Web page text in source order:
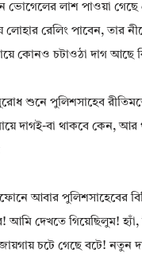
ভোগেলের লাশ পাওয়া গেছে
লোহার রেলিং পাবেন, তার
কোনও চটাওঠা দাগ আছে
শুনে পুলিশসাহেব
দাগই-বা থাকবে কেন, আর
আবার পুলিশসাহেবের
আমি দেখতে গিয়েছিলুম! হ্যাঁ,
চটে গেছে বটে! নতুন